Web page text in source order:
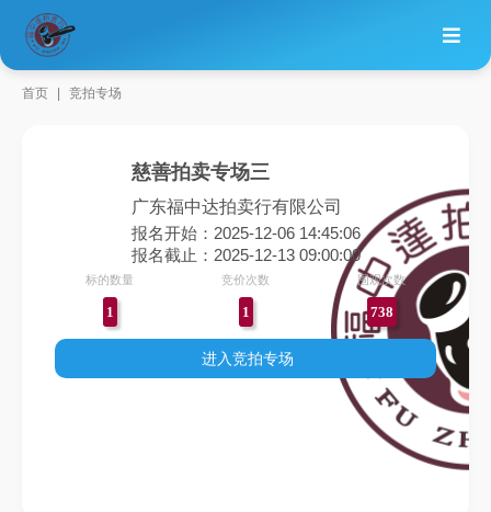
首页 竞拍专场
慈善拍卖专场三
广东福中达拍卖行有限公司
报名开始：2025-12-06 14:45:06
报名截止：2025-12-13 09:00:00
标的数量
1
竞价次数
1
围观次数
738
进入竞拍专场